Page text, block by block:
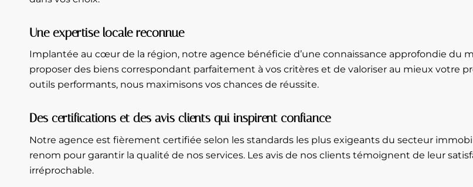
Une expertise locale reconnue
Implantée au cœur de la région, notre agence bénéficie d’une connaissance approfondie du
proposer des biens correspondant parfaitement à vos critères et de valoriser au mieux votre
outils performants, nous maximisons vos chances de réussite.
Des certifications et des avis clients qui inspirent confiance
Notre agence est fièrement certifiée selon les standards les plus exigeants du secteur
renom pour garantir la qualité de nos services. Les avis de nos clients témoignent de leur
irréprochable.